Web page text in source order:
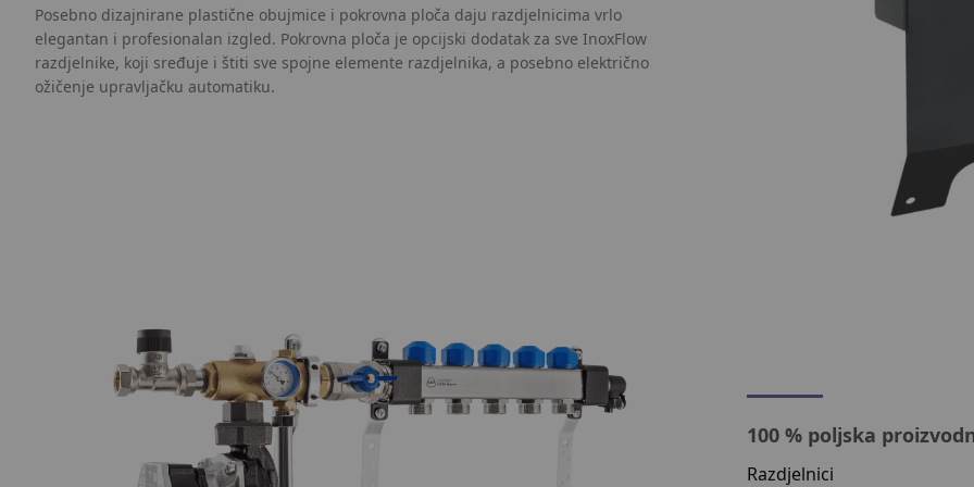
Posebno dizajnirane plastične obujmice i pokrovna ploča daju razdjelnicima vrlo
elegantan i profesionalan izgled. Pokrovna ploča je opcijski dodatak za sve InoxFlow
razdjelnike, koji sređuje i štiti sve spojne elemente razdjelnika, a posebno električno
ožičenje upravljačku automatiku.
100 % poljska
Razdjelnici